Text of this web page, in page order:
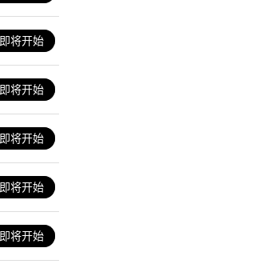
即将开始
即将开始
即将开始
即将开始
即将开始